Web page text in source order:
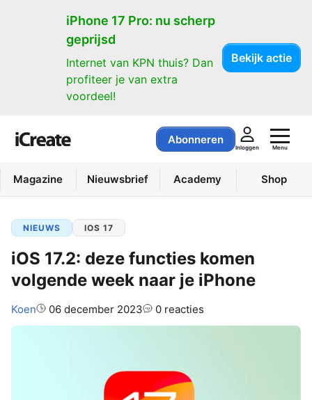
iPhone 17 Pro: nu scherp
geprijsd
Internet van KPN thuis? Dan
profiteer je van extra
voordeel!
Bekijk actie
Abonneren
Inloggen Menu
Magazine Nieuwsbrief Academy Shop
NIEUWS IOS 17
iOS 17.2: deze functies komen
volgende week naar je iPhone
Auteur:
Koen 06 december 2023 0 reacties